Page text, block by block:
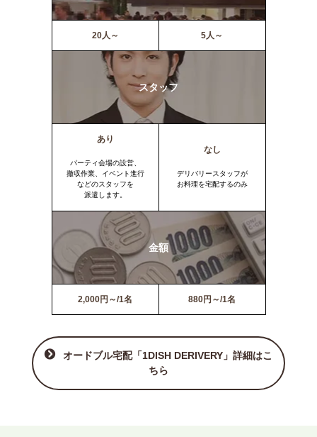
20人～ 5人～
スタッフ
あり
パーティ会場の設営、
撤収作業、イベント進行
などのスタッフを
派遣します。
なし
デリバリースタッフが
お料理を宅配するのみ
金額
2,000円～/1名 880円～/1名
オードブル宅配「1DISH DERIVERY」詳細はこ
ちら